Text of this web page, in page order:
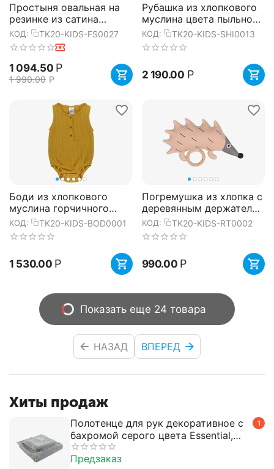
Простыня овальная на
резинке из сатина
горчичного цвета из
коллекции Essential,
75х125х...
КОД: TK20-KIDS-FS0027
1 094.50 Р
1 990.00 Р
Рубашка из хлопкового
муслина цвета пыльной
розы из коллекции
Essential 24-36M, Tkano
КОД: TK20-KIDS-SHI0013
2 190.00 Р
Боди из хлопкового
муслина горчичного
цвета из коллекции
Essential 3-6M, Tkano
КОД: TK20-KIDS-BOD0001
1 530.00 Р
Погремушка из хлопка с
деревянным держателем
Ежик Ugo из коллекции
Tiny world 14х11 см,...
КОД: TK20-KIDS-RT0002
990.00 Р
Показать еще 24 товара
НАЗАД ВПЕРЕД
Хиты продаж
1
Полотенце для рук декоративное с
бахромой серого цвета Essential,
50х90 см, Tkano
Предзаказ